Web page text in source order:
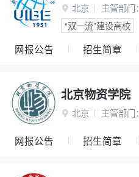
 北京 主管部门：
“双一流”建设高校
网报公告 招生简章
北京物资学院
 北京 主管部门：
网报公告 招生简章